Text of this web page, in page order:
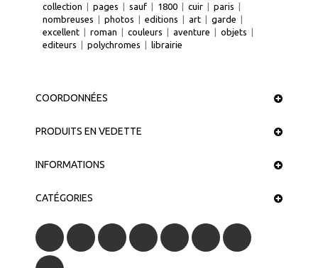
collection | pages | sauf | 1800 | cuir | paris |
nombreuses | photos | editions | art | garde |
excellent | roman | couleurs | aventure | objets |
editeurs | polychromes | librairie
COORDONNÉES
PRODUITS EN VEDETTE
INFORMATIONS
CATÉGORIES